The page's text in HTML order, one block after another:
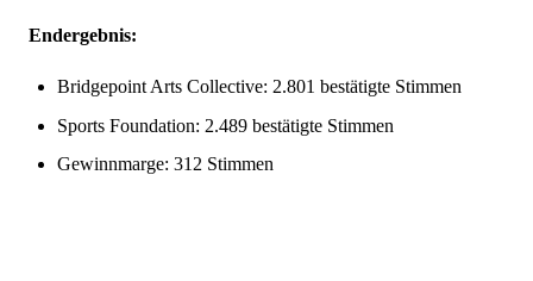
Endergebnis:
Bridgepoint Arts Collective: 2.801 bestätigte Stimmen
Sports Foundation: 2.489 bestätigte Stimmen
Gewinnmarge: 312 Stimmen